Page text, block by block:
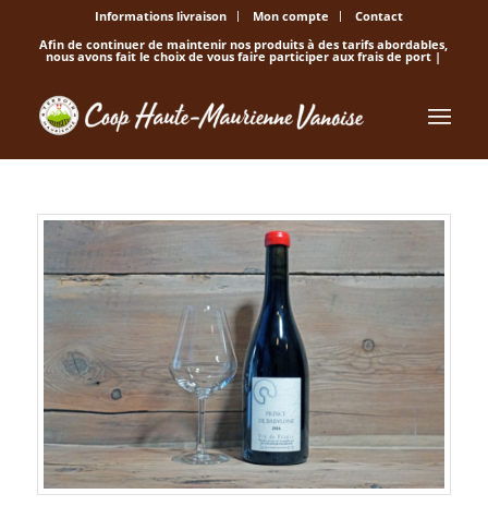
Informations livraison Mon compte
Contact
Afin de continuer de maintenir nos produits à des tarifs abordables,
nous avons fait le choix de vous faire participer aux frais de port |